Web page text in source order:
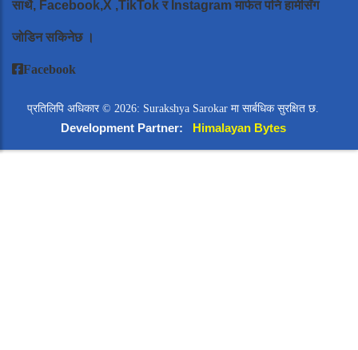
साथै, Facebook,X ,TikTok र Instagram मार्फत पनि हामीसँग
जोडिन सकिनेछ ।
Facebook
प्रतिलिपि अधिकार © 2026: Surakshya Sarokar मा सार्बधिक सुरक्षित छ.
Development Partner: Himalayan Bytes